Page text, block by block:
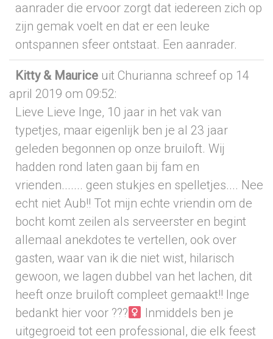
aanrader die ervoor zorgt dat iedereen zich op
zijn gemak voelt en dat er een leuke
ontspannen sfeer ontstaat. Een aanrader.
Kitty & Maurice uit Churianna schreef op 14
april 2019 om 09:52:
Lieve Lieve Inge, 10 jaar in het vak van
typetjes, maar eigenlijk ben je al 23 jaar
geleden begonnen op onze bruiloft. Wij
hadden rond laten gaan bij fam en
vrienden....... geen stukjes en spelletjes.... Nee
echt niet Aub!! Tot mijn echte vriendin om de
bocht komt zeilen als serveerster en begint
allemaal anekdotes te vertellen, ook over
gasten, waar van ik die niet wist, hilarisch
gewoon, we lagen dubbel van het lachen, dit
heeft onze bruiloft compleet gemaakt!! Inge
bedankt hier voor ???‍
Inmiddels ben je
uitgegroeid tot een professional, die elk feest